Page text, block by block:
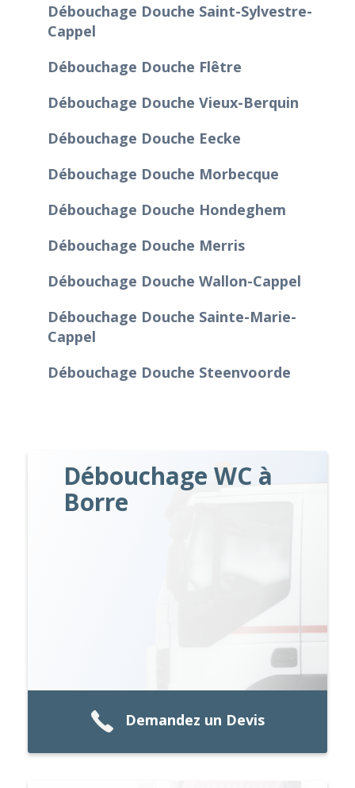
Débouchage Douche Saint-Sylvestre-
Cappel
Débouchage Douche Flêtre
Débouchage Douche Vieux-Berquin
Débouchage Douche Eecke
Débouchage Douche Morbecque
Débouchage Douche Hondeghem
Débouchage Douche Merris
Débouchage Douche Wallon-Cappel
Débouchage Douche Sainte-Marie-
Cappel
Débouchage Douche Steenvoorde
Débouchage WC à
Borre
Demandez un Devis